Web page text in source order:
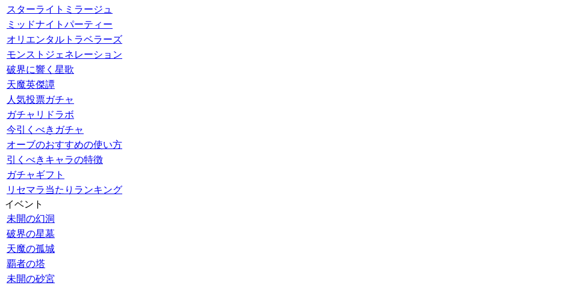
スターライトミラージュ
ミッドナイトパーティー
オリエンタルトラベラーズ
モンストジェネレーション
破界に響く星歌
天魔英傑譚
人気投票ガチャ
ガチャリドラボ
今引くべきガチャ
オーブのおすすめの使い方
引くべきキャラの特徴
ガチャギフト
リセマラ当たりランキング
イベント
未開の幻洞
破界の星墓
天魔の孤城
覇者の塔
未開の砂宮